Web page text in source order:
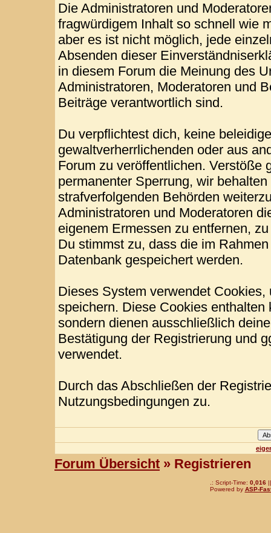
Die Administratoren und
fragwürdigem Inhalt so schnell wie
aber es ist nicht möglich, jede
Absenden dieser
in diesem Forum die Meinung des
Administratoren, Moderatoren und
Beiträge verantwortlich sind.
Du verpflichtest dich, keine
gewaltverherrlichenden oder aus
Forum zu veröffentlichen. Verstöße
permanenter Sperrung, wir
strafverfolgenden Behörden
Administratoren und Moderatoren
eigenem Ermessen zu entfernen,
Du stimmst zu, dass die im
Datenbank gespeichert werden.
Dieses System verwendet
speichern. Diese Cookies
sondern dienen ausschließlich
Bestätigung der Registrierung und
verwendet.
Durch das Abschließen der
Nutzungsbedingungen zu.
Forum Übersicht » Registrieren
.: Script-Time: 0,016||
Powered by ASP-